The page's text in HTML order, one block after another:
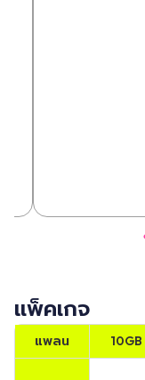
แพ็คเกจ
แพลน 10GB